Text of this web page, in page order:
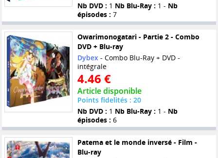
Nb DVD : 1 Nb Blu-Ray : 1 - Nb
épisodes : 7
Owarimonogatari - Partie 2 - Combo
DVD + Blu-ray
Dybex- Combo Blu-Ray + DVD -
intégrale
4.46 €
Article disponible
Points fidelités : 20
Nb DVD : 1 Nb Blu-Ray : 1 - Nb
épisodes : 6
Patema et le monde inversé - Film -
Blu-ray